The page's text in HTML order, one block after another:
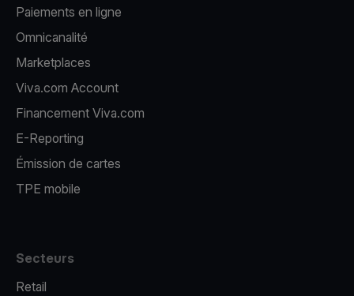
Paiements en ligne
Omnicanalité
Marketplaces
Viva.com Account
Financement Viva.com
E-Reporting
Émission de cartes
TPE mobile
Secteurs
Retail